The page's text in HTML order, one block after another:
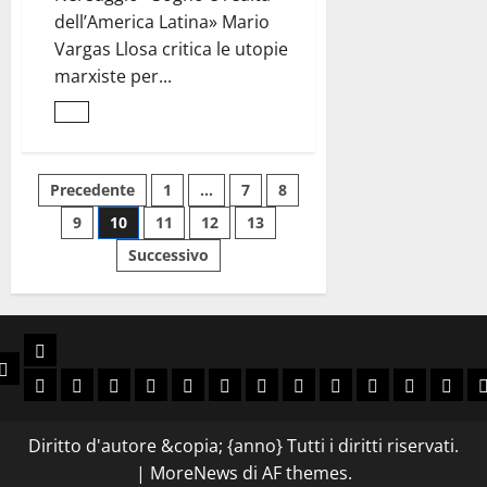
dell’America Latina» Mario
Vargas Llosa critica le utopie
marxiste per...
Leggi
Appello
al
realismo
<br>contro
le
marxiste
Paginazione
degli
articoli
Precedente 1 … 7
8
9
10 11 12
13
Successivo
Siamo
Libri
Slava Ukraini
Viva Brasil
Arriba España
Rivoluzione Conservatrice
Anni Decisivi
Guerra Civile Europea
Laboratorio delle idee
Ellade e Roma Antica
Spada e Corona
Avventura
Sol
Diritto d'autore &copia; {anno} Tutti i diritti riservati.
| MoreNews di AF themes.